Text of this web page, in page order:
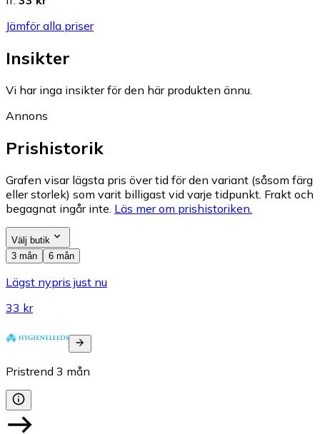
Jämför alla priser
Insikter
Vi har inga insikter för den här produkten ännu.
Annons
Prishistorik
Grafen visar lägsta pris över tid för den variant (såsom färg
eller storlek) som varit billigast vid varje tidpunkt. Frakt och
begagnat ingår inte. Läs mer om prishistoriken.
Välj butik
3 mån
6 mån
Lägst nypris just nu
33 kr
Pristrend 3 mån